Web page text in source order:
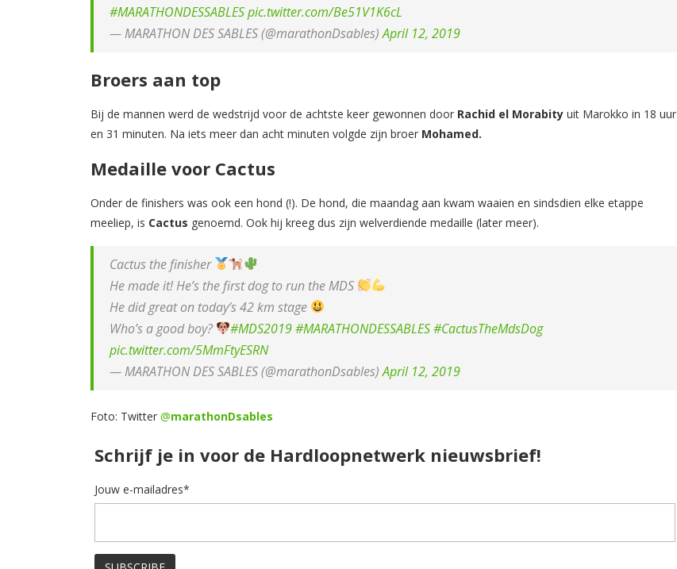
#MARATHONDESSABLESpic.twitter.com/Be51V1K6cL
— MARATHON DES SABLES (@marathonDsables)April 12, 2019
Broers aan top
Bij de mannen werd de wedstrijd voor de achtste keer gewonnen door Rachid el Morabity uit Marokko in 18 uur
en 31 minuten. Na iets meer dan acht minuten volgde zijn broer Mohamed.
Medaille voor Cactus
Onder de finishers was ook een hond (!). De hond, die maandag aan kwam waaien en sindsdien elke etappe
meeliep, is Cactus genoemd. Ook hij kreeg dus zijn welverdiende medaille (later meer).
Cactus the finisher
He made it! He’s the first dog to run the MDS
He did great on today’s 42 km stage
Who’s a good boy?
#MDS2019#MARATHONDESSABLES#CactusTheMdsDog
pic.twitter.com/5MmFtyESRN
— MARATHON DES SABLES (@marathonDsables)April 12, 2019
Foto: Twitter @marathonDsables
Schrijf je in voor de Hardloopnetwerk nieuwsbrief!
Jouw e-mailadres*